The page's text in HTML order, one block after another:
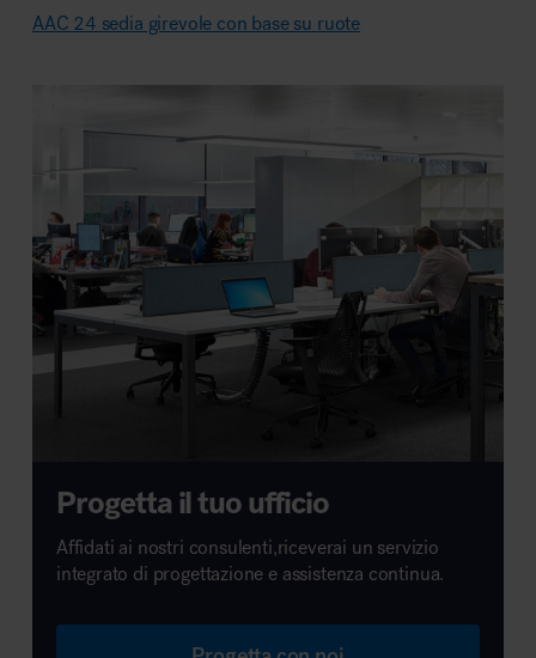
AAC 24 sedia girevole con base su ruote
Progetta il tuo ufficio
Affidati ai nostri consulenti,riceverai un servizio
integrato di progettazione e assistenza continua.